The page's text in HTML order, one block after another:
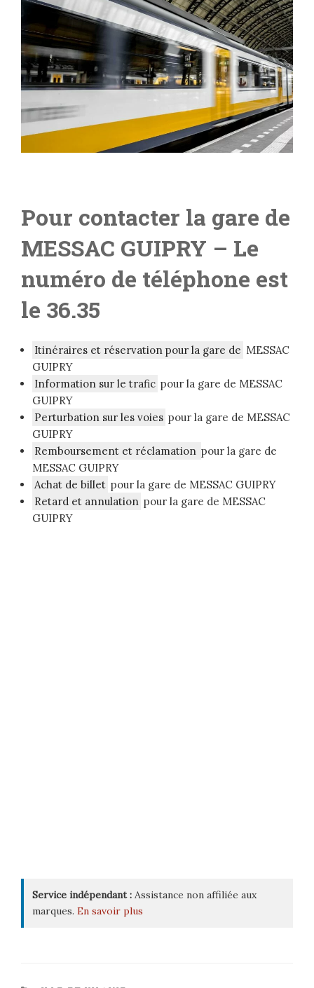
Pour contacter la gare de
MESSAC GUIPRY – Le
numéro de téléphone est
le 36.35
Itinéraires et réservation pour la gare de MESSAC
GUIPRY
Information sur le trafic pour la gare de MESSAC
GUIPRY
Perturbation sur les voies pour la gare de MESSAC
GUIPRY
Remboursement et réclamation pour la gare de
MESSAC GUIPRY
Achat de billet pour la gare de MESSAC GUIPRY
Retard et annulation pour la gare de MESSAC
GUIPRY
Service indépendant : Assistance non affiliée aux
marques. En savoir plus